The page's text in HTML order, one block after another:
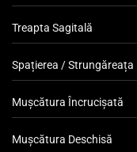
Treapta Sagitală
Spațierea / Strungăreața
Mușcătura Încrucișată
Mușcătura Deschisă